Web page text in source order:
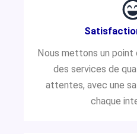
Nous mettons un point
des services de
attentes, avec une
chaque